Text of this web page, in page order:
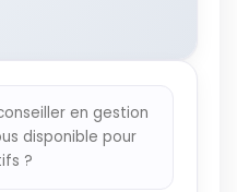
en gestion
disponible pour
?